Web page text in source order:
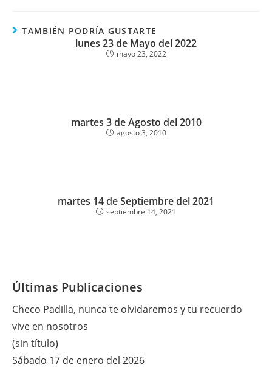
TAMBIÉN PODRÍA GUSTARTE
lunes 23 de Mayo del 2022
mayo 23, 2022
martes 3 de Agosto del 2010
agosto 3, 2010
martes 14 de Septiembre del 2021
septiembre 14, 2021
Últimas Publicaciones
Checo Padilla, nunca te olvidaremos y tu recuerdo
vive en nosotros
(sin título)
Sábado 17 de enero del 2026